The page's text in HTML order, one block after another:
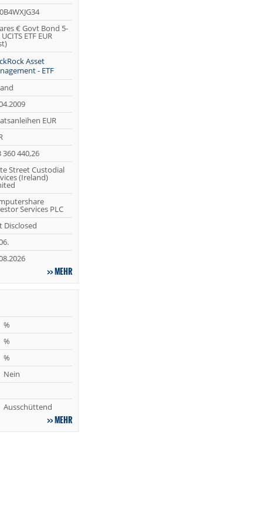
€ Govt Bond 5-
ETF EUR
Asset
- ETF
EUR
360 440,26
Street Custodial
(Ireland)
Services PLC
Disclosed
MEHR
%
%
%
Nein
Ausschüttend
MEHR